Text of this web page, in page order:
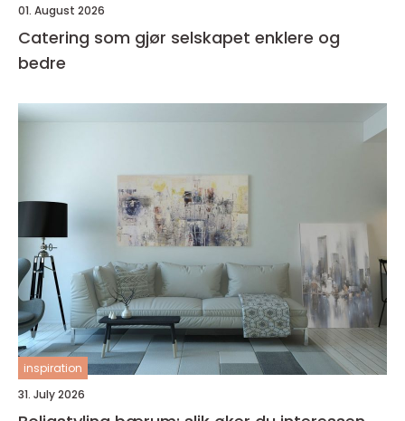
01. August 2026
Catering som gjør selskapet enklere og
bedre
inspiration
31. July 2026